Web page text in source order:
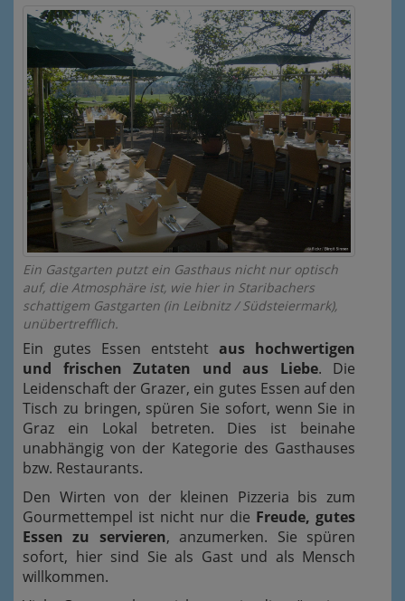
Ein Gastgarten putzt ein Gasthaus nicht nur optisch
auf, die Atmosphäre ist, wie hier in Staribachers
schattigem Gastgarten (in Leibnitz / Südsteiermark),
unübertrefflich.
Ein gutes Essen entsteht aus hochwertigen
und frischen Zutaten und aus Liebe. Die
Leidenschaft der Grazer, ein gutes Essen auf den
Tisch zu bringen, spüren Sie sofort, wenn Sie in
Graz ein Lokal betreten. Dies ist beinahe
unabhängig von der Kategorie des Gasthauses
bzw. Restaurants.
Den Wirten von der kleinen Pizzeria bis zum
Gourmettempel ist nicht nur die Freude, gutes
Essen zu servieren, anzumerken. Sie spüren
sofort, hier sind Sie als Gast und als Mensch
willkommen.